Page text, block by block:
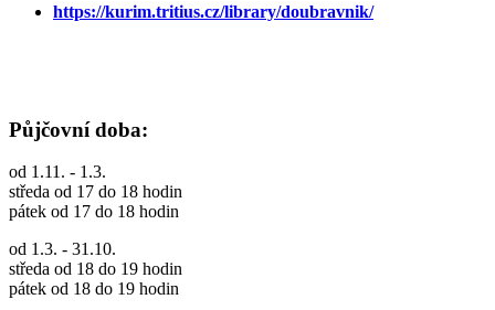
https://kurim.tritius.cz/library/doubravnik/
Půjčovní doba:
od 1.11. - 1.3.
středa od 17 do 18 hodin
pátek od 17 do 18 hodin
od 1.3. - 31.10.
středa od 18 do 19 hodin
pátek od 18 do 19 hodin